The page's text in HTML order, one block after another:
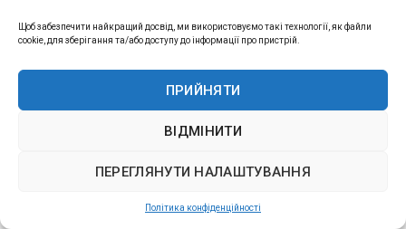
Щоб забезпечити найкращий досвід, ми використовуємо такі технології, як файли
cookie, для зберігання та/або доступу до інформації про пристрій.
ПРИЙНЯТИ
ВІДМІНИТИ
ПЕРЕГЛЯНУТИ НАЛАШТУВАННЯ
Політика конфіденційності
підібрати недорогий звукопоглинаючий матеріал.
Фахівці даного профілю окремо консультують щодо
шумоізоляції підлоги на лагах. Також популярним запитом є
шумоізоляція підлоги автомобіля, що потребує більш
детального обговорення.
Звукоізоляція стель, стін і підлоги ТермоЗвукІзол
595.00
Сайдбар Список бажань